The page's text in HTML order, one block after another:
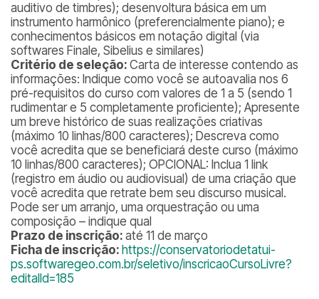
auditivo de timbres); desenvoltura básica em um
instrumento harmônico (preferencialmente piano); e
conhecimentos básicos em notação digital (via
softwares Finale, Sibelius e similares)
Critério de seleção: Carta de interesse contendo as
informações: Indique como você se autoavalia nos 6
pré-requisitos do curso com valores de 1 a 5 (sendo 1
rudimentar e 5 completamente proficiente); Apresente
um breve histórico de suas realizações criativas
(máximo 10 linhas/800 caracteres); Descreva como
você acredita que se beneficiará deste curso (máximo
10 linhas/800 caracteres); OPCIONAL: Inclua 1 link
(registro em áudio ou audiovisual) de uma criação que
você acredita que retrate bem seu discurso musical.
Pode ser um arranjo, uma orquestração ou uma
composição – indique qual
Prazo de inscrição: até 11 de março
Ficha de inscrição: https://conservatoriodetatui-
ps.softwaregeo.com.br/seletivo/inscricaoCursoLivre?
editalId=185